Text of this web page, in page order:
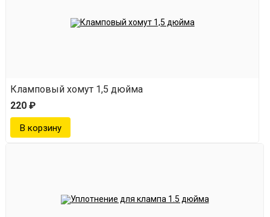
Кламповый хомут 1,5 дюйма
220 ₽